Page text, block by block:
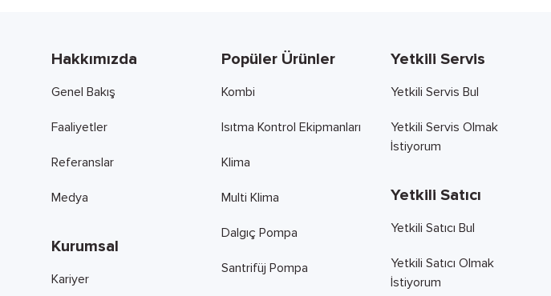
Hakkımızda
Genel Bakış
Faaliyetler
Referanslar
Medya
Kurumsal
Kariyer
Popüler Ürünler
Kombi
Isıtma Kontrol Ekipmanları
Klima
Multi Klima
Dalgıç Pompa
Santrifüj Pompa
Yetkili Servis
Yetkili Servis Bul
Yetkili Servis Olmak
İstiyorum
Yetkili Satıcı
Yetkili Satıcı Bul
Yetkili Satıcı Olmak
İstiyorum